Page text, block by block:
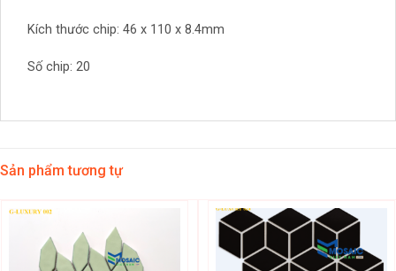
Kích thước chip: 46 x 110 x 8.4mm
Số chip: 20
Sản phẩm tương tự